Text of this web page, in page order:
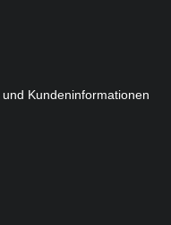
Kundeninformationen